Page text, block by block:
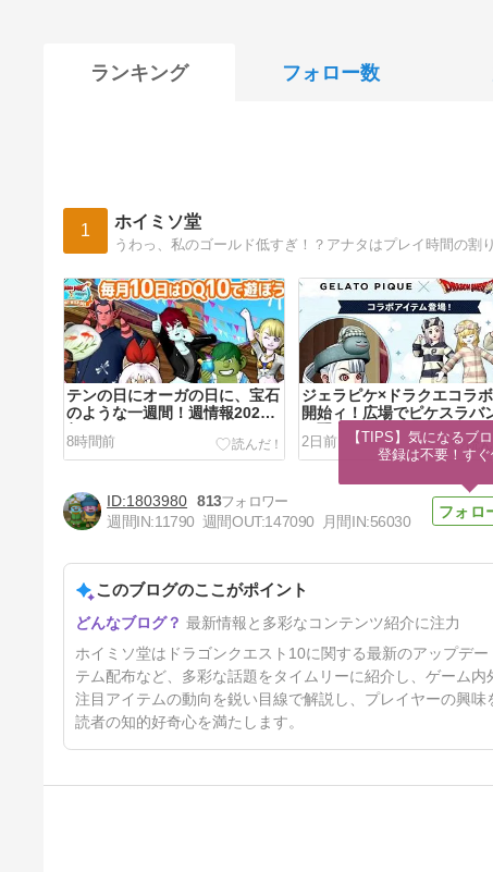
ランキング フォロー数
1 ホイミソ堂
テンの日にオーガの日に、宝石
のような一週間！週情報2026
年8/9～
8時間前
ジェラピケ×ドラクエコラ
開始ィ！広場でピケスラバ
の配布もあるぞ
2日前
安西先生のプチ情報コーナー！
８月のイベントも全力で楽しむ
7日前
1803980 813
週間IN:11790 週間OUT:147090 月間IN:56030
このブログのここがポイント
最新情報と多彩なコンテンツ紹介に注力
ホイミソ堂はドラゴンクエスト10に関する最新のアップデ
テム配布など、多彩な話題をタイムリーに紹介し、ゲーム
注目アイテムの動向を鋭い目線で解説し、プレイヤーの興
読者の知的好奇心を満たします。
【TIPS】気になるブ
登録は不要！すぐ